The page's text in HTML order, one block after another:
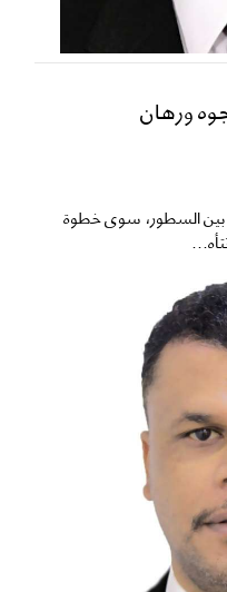
ورهان
بين السطور، سوى خطوة